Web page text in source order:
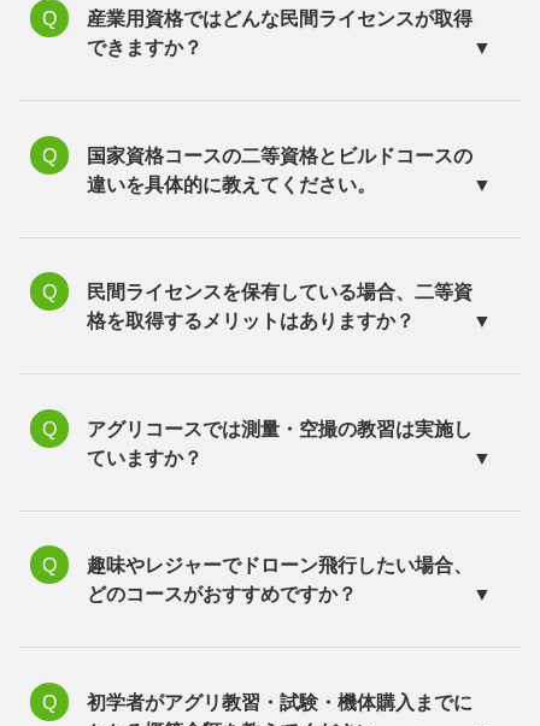
産業用資格ではどんな民間ライセンスが取得
できますか？
国家資格コースの二等資格とビルドコースの
違いを具体的に教えてください。
民間ライセンスを保有している場合、二等資
格を取得するメリットはありますか？
アグリコースでは測量・空撮の教習は実施し
ていますか？
趣味やレジャーでドローン飛行したい場合、
どのコースがおすすめですか？
初学者がアグリ教習・試験・機体購入までに